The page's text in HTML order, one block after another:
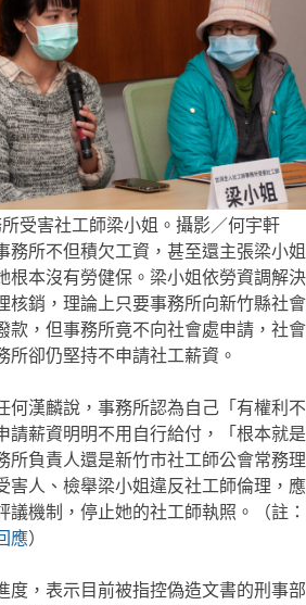
受害社工師梁小姐。攝影／何宇軒
務所不但積欠工資，甚至還主張梁小姐
根本沒有勞健保。梁小姐依勞資調解決
核銷，理論上只要事務所向新竹縣社會
款，但事務所竟不向社會處申請，社會
所卻仍堅持不申請社工薪資。
何漢麟說，事務所認為自己「有權利不
請薪資明明不用自行給付，「根本就是
所負責人還是新竹市社工師公會常務理
害人、檢舉梁小姐違反社工師倫理，應
議機制，停止她的社工師執照。（註：
應）
度，表示目前被指控偽造文書的刑事部